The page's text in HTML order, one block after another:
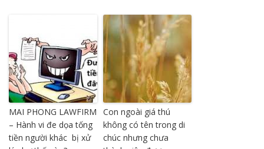
MAI PHONG LAWFIRM
– Hành vi đe dọa tống
tiền người khác bị xử
Con ngoài giá thú
không có tên trong di
chúc nhưng chưa